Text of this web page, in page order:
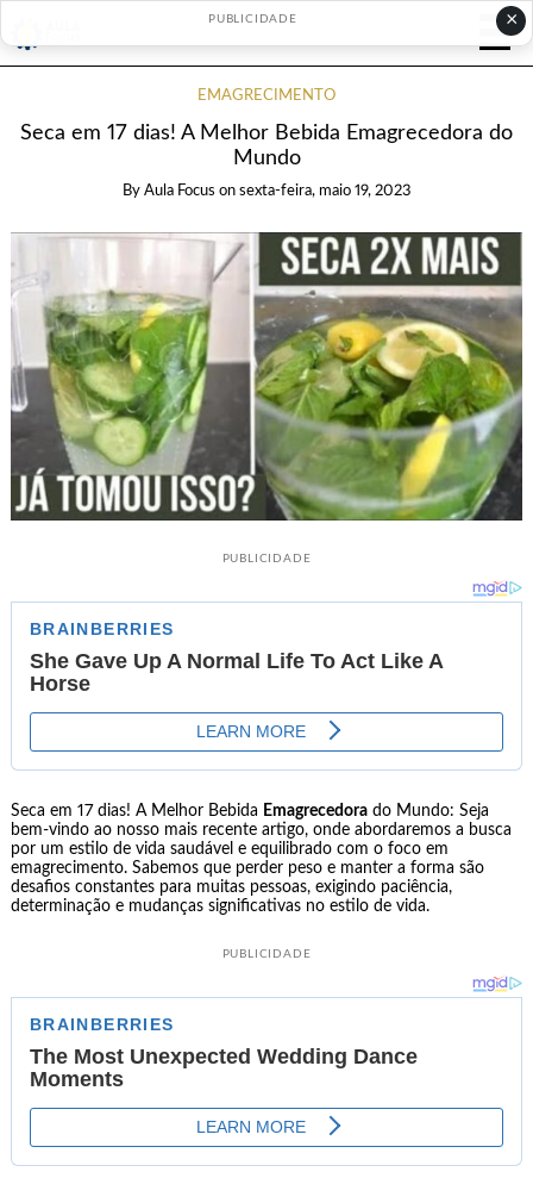
EMAGRECIMENTO
Seca em 17 dias! A Melhor Bebida Emagrecedora do
Mundo
By Aula Focus on sexta-feira, maio 19, 2023
PUBLICIDADE
Seca em 17 dias! A Melhor Bebida Emagrecedorado Mundo: Seja
bem-vindo ao nosso mais recente artigo, onde abordaremos a busca
por um estilo de vida saudável e equilibrado com o foco em
emagrecimento. Sabemos que perder peso e manter a forma são
desafios constantes para muitas pessoas, exigindo paciência,
determinação e mudanças significativas no estilo de vida.
PUBLICIDADE
×
PUBLICIDADE